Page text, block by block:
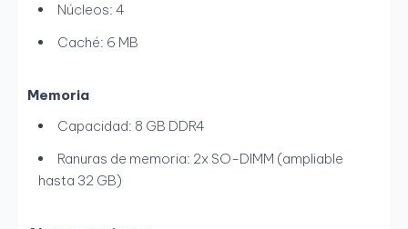
Núcleos: 4
Caché: 6 MB
Memoria
Capacidad: 8 GB DDR4
Ranuras de memoria: 2x SO-DIMM (ampliable
hasta 32 GB)